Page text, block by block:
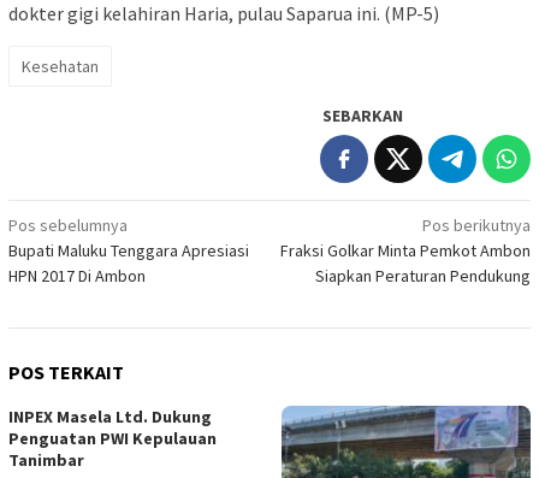
dokter gigi kelahiran Haria, pulau Saparua ini. (MP-5)
Kesehatan
SEBARKAN
Navigasi
pos
Pos sebelumnya
Bupati Maluku Tenggara Apresiasi
HPN 2017 Di Ambon
Pos berikutnya
Fraksi Golkar Minta Pemkot Ambon
Siapkan Peraturan Pendukung
POS TERKAIT
INPEX Masela Ltd. Dukung
Penguatan PWI Kepulauan
Tanimbar